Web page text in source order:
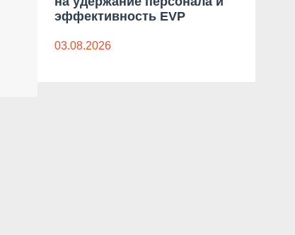
эффективность EVP
03.08.2026